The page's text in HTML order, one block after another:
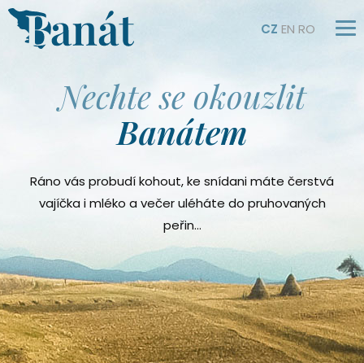
CZ EN RO
Nechte se okouzlit
Banátem
Ráno vás probudí kohout, ke snídani máte čerstvá
vajíčka i mléko a večer uléháte do pruhovaných
peřin…